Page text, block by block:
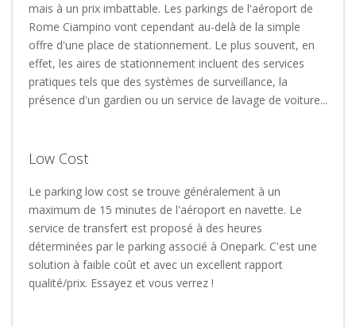
mais à un prix imbattable. Les parkings de l'aéroport de
Rome Ciampino vont cependant au-delà de la simple
offre d'une place de stationnement. Le plus souvent, en
effet, les aires de stationnement incluent des services
pratiques tels que des systèmes de surveillance, la
présence d'un gardien ou un service de lavage de voiture...
Low Cost
Le parking low cost se trouve généralement à un
maximum de 15 minutes de l'aéroport en navette. Le
service de transfert est proposé à des heures
déterminées par le parking associé à Onepark. C'est une
solution à faible coût et avec un excellent rapport
qualité/prix. Essayez et vous verrez !